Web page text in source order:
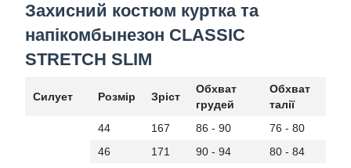
Захисний костюм куртка та
напікомбынезон CLASSIC
STRETCH SLIM
Силует Розмір Зріст
Обхват
грудей
Обхват
талії
44 167 86 - 90
76 - 80
46
171 90 - 94
80 - 84